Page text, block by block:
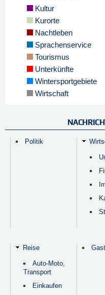
Kultur
Kurorte
Nachtleben
Sprachenservice
Tourismus
Unterkünfte
Wintersportgebiete
Wirtschaft
Politik
Reise
Auto-Moto,
Transport
Einkaufen